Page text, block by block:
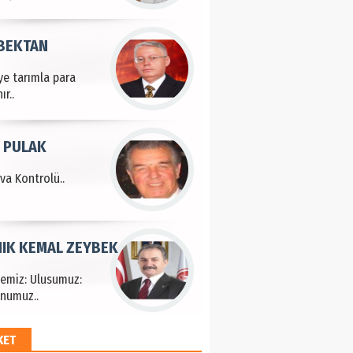
tarımla para
Kontrolü..
PULAK
Ulusumuz:
KEMAL ZEYBEK
HAYRİ PEKER